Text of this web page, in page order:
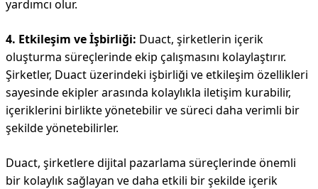
yardımcı olur.
4. Etkileşim ve İşbirliği: Duact, şirketlerin içerik
oluşturma süreçlerinde ekip çalışmasını kolaylaştırır.
Şirketler, Duact üzerindeki işbirliği ve etkileşim özellikleri
sayesinde ekipler arasında kolaylıkla iletişim kurabilir,
içeriklerini birlikte yönetebilir ve süreci daha verimli bir
şekilde yönetebilirler.
Duact, şirketlere dijital pazarlama süreçlerinde önemli
bir kolaylık sağlayan ve daha etkili bir şekilde içerik